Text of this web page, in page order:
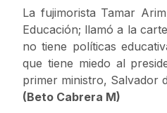
La fujimorista Tamar
Educación; llamó a la
no tiene políticas
que tiene miedo al
primer ministro, Salvador
(Beto Cabrera M)